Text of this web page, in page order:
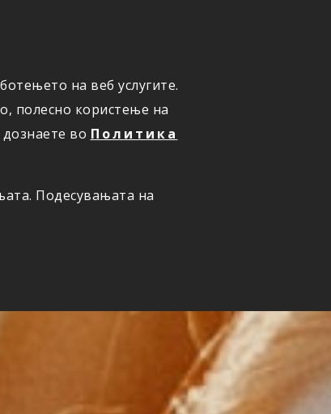
на веб услугите.
полесно користење на
во Политика
Подесувањата на
ОНЛАЈН ПРИЈАВИ ШТЕТА